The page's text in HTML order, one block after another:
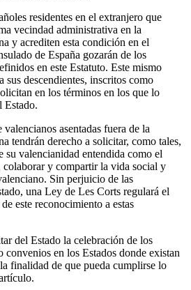
residentes en el extranjero que
vecindad administrativa en la
y acrediten esta condición en el
de España gozarán de los
en este Estatuto. Este mismo
sus descendientes, inscritos como
en los términos en los que lo
Estado.
asentadas fuera de la
tendrán derecho a solicitar, como tales,
su valencianidad entendida como el
colaborar y compartir la vida social y
Sin perjuicio de las
una Ley de Les Corts regulará el
este reconocimiento a estas
del Estado la celebración de los
convenios en los Estados donde existan
finalidad de que pueda cumplirse lo